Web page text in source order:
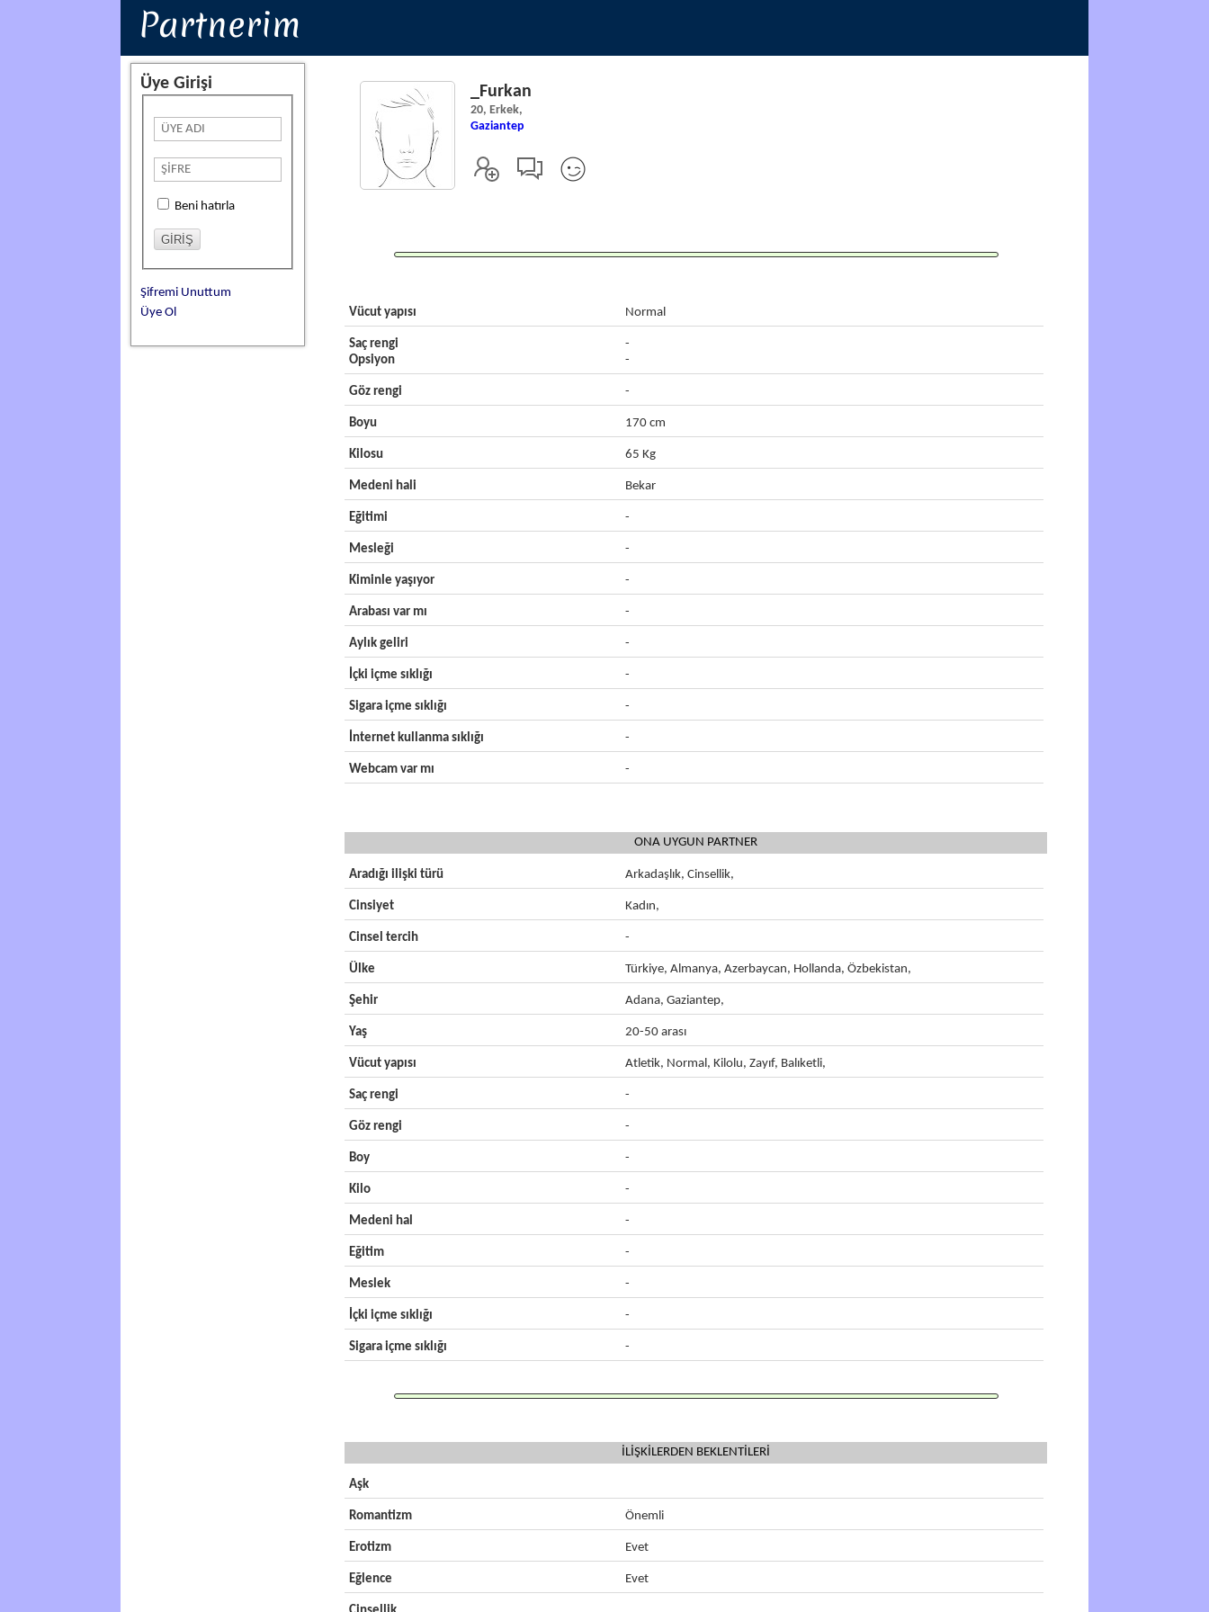
Partnerim
Üye Girişi
Beni hatırla
Şifremi Unuttum
Üye Ol
_Furkan
20, Erkek,
Gaziantep
Vücut yapısı Normal
Saç rengi
Opsiyon
-
-
Göz rengi -
Boyu 170 cm
Kilosu 65 Kg
Medeni hali Bekar
Eğitimi -
Mesleği -
Kiminle yaşıyor -
Arabası var mı -
Aylık geliri -
İçki içme sıklığı -
Sigara içme sıklığı -
İnternet kullanma sıklığı -
Webcam var mı -
ONA UYGUN PARTNER
Aradığı ilişki türü Arkadaşlık, Cinsellik,
Cinsiyet Kadın,
Cinsel tercih -
Ülke Türkiye, Almanya, Azerbaycan, Hollanda, Özbekistan,
Şehir Adana, Gaziantep,
Yaş 20-50 arası
Vücut yapısı Atletik, Normal, Kilolu, Zayıf, Balıketli,
Saç rengi -
Göz rengi -
Boy -
Kilo -
Medeni hal -
Eğitim -
Meslek -
İçki içme sıklığı -
Sigara içme sıklığı -
İLİŞKİLERDEN BEKLENTİLERİ
Aşk
Romantizm Önemli
Erotizm Evet
Eğlence Evet